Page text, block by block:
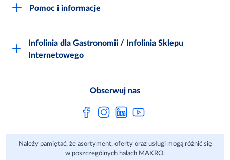
Zgłoś naruszenie
Inspektor Ochrony Danych
Metro AG
Sprawozdanie niefinansowe
Polskie Skarby Kulinarne
Zgody marketingowe
Pomoc i informacje
FAQ
Jak kupować w MAKRO Online
Regulaminy Klienta
Regulaminy akcji promocyjnych
Aplikacje mobilne
Infolinia dla Gastronomii / Infolinia Sklepu
Internetowego
Obserwuj nas
Należy pamiętać, że asortyment, oferty oraz usługi mogą różnić się
w poszczególnych halach MAKRO.